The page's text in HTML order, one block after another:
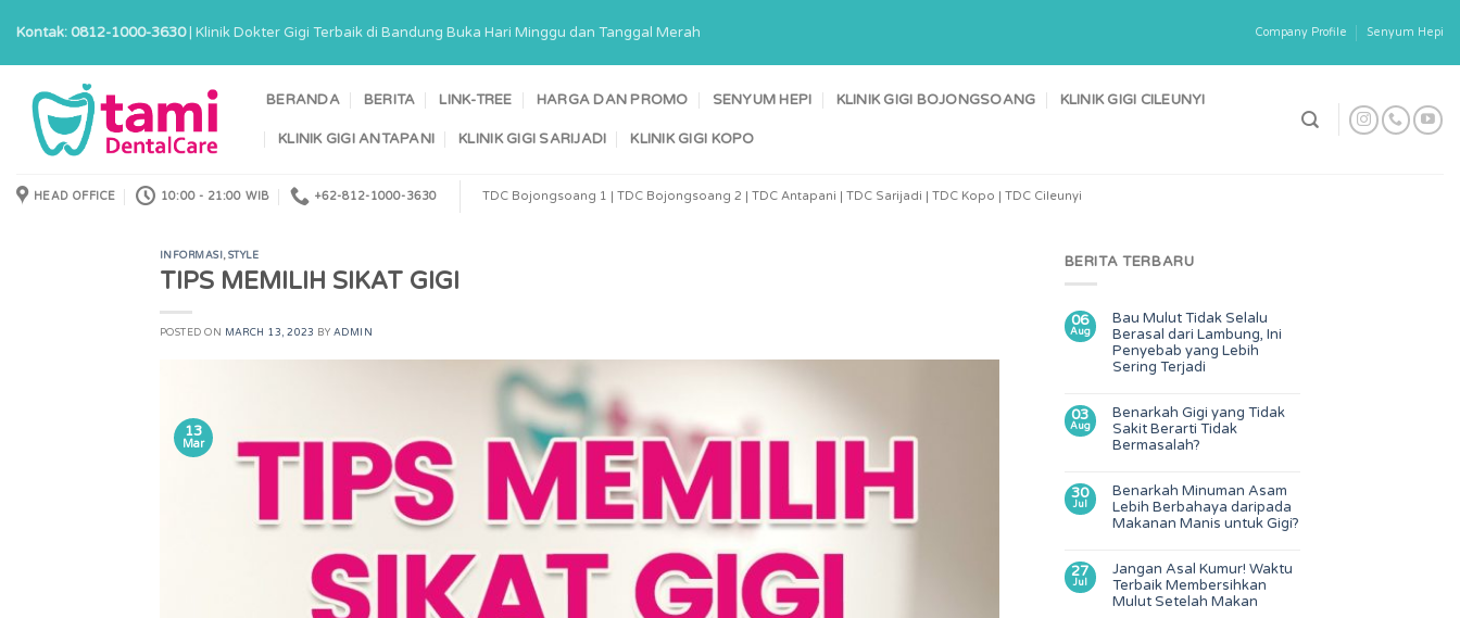
content
Kontak: 0812-1000-3630| Klinik Dokter Gigi Terbaik di Bandung Buka Hari Minggu dan Tanggal Merah Company Profile Senyum Hepi
BERANDA BERITA LINK-TREE HARGA DAN PROMO SENYUM HEPI KLINIK GIGI BOJONGSOANG KLINIK GIGI CILEUNYI
KLINIK GIGI ANTAPANI KLINIK GIGI SARIJADI KLINIK GIGI KOPO
HEAD OFFICE 10:00 - 21:00 WIB +62-812-1000-3630 TDC Bojongsoang 1 | TDC Bojongsoang 2 | TDC Antapani | TDC Sarijadi | TDC Kopo | TDC Cileunyi
INFORMASI ,STYLE
TIPS MEMILIH SIKAT GIGI
POSTED ON MARCH 13, 2023 BY ADMIN
13
Mar
BERITA TERBARU
06
Aug
Bau Mulut Tidak Selalu
Berasal dari Lambung, Ini
Penyebab yang Lebih
Sering Terjadi
03
Aug
Benarkah Gigi yang Tidak
Sakit Berarti Tidak
Bermasalah?
30
Jul
Benarkah Minuman Asam
Lebih Berbahaya daripada
Makanan Manis untuk Gigi?
27
Jul
Jangan Asal Kumur! Waktu
Terbaik Membersihkan
Mulut Setelah Makan